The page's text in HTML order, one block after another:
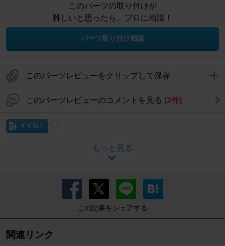
このパーツの取り付けが
難しいと思ったら、プロに相談！
パーツ取り付け相談
このパーツレビューをクリップして保存
このパーツレビューのコメントを見る (3件)
イイね！
もっと見る
この記事をシェアする
関連リンク